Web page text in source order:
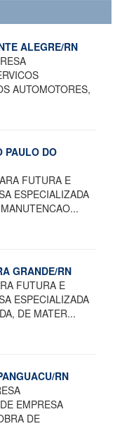
ALEGRE/RN
AUTOMOTORES,
PAULO DO
FUTURA E
ESPECIALIZADA
GRANDE/RN
FUTURA E
ESPECIALIZADA
DE MATER...
RN
EMPRESA
DE